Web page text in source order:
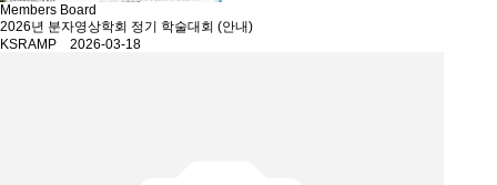
Members Board
2026년 분자영상학회 정기 학술대회 (안내)
KSRAMP 2026-03-18